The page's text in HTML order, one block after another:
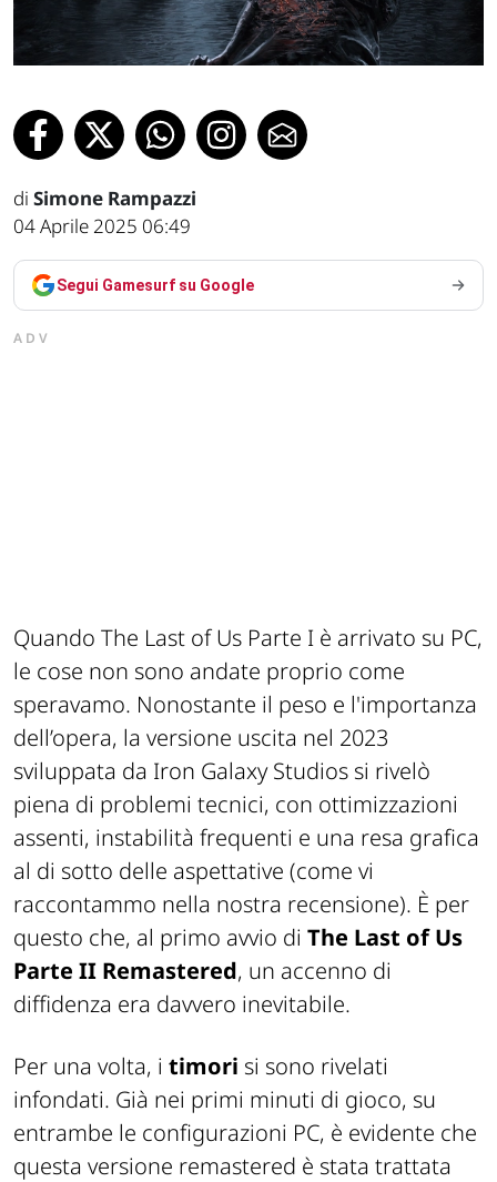
di Simone Rampazzi
04 Aprile 2025 06:49
Segui Gamesurf su Google
ADV
Quando The Last of Us Parte I è arrivato su PC,
le cose non sono andate proprio come
speravamo. Nonostante il peso e l'importanza
dell’opera, la versione uscita nel 2023
sviluppata da Iron Galaxy Studios si rivelò
piena di problemi tecnici, con ottimizzazioni
assenti, instabilità frequenti e una resa grafica
al di sotto delle aspettative (come vi
raccontammo nella nostra recensione). È per
questo che, al primo avvio di The Last of Us
Parte II Remastered, un accenno di
diffidenza era davvero inevitabile.
Per una volta, i timori si sono rivelati
infondati. Già nei primi minuti di gioco, su
entrambe le configurazioni PC, è evidente che
questa versione remastered è stata trattata